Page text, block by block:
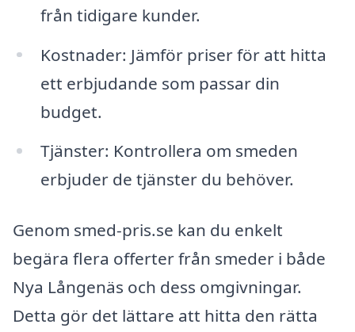
från tidigare kunder.
Kostnader: Jämför priser för att hitta
ett erbjudande som passar din
budget.
Tjänster: Kontrollera om smeden
erbjuder de tjänster du behöver.
Genom smed-pris.se kan du enkelt
begära flera offerter från smeder i både
Nya Långenäs och dess omgivningar.
Detta gör det lättare att hitta den rätta